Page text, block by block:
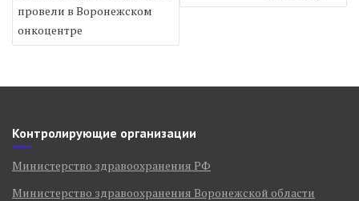
провели в Воронежском
онкоцентре
Контролирующие организации
Министерство здравоохранения РФ
Министерство здравоохранения Воронежской области